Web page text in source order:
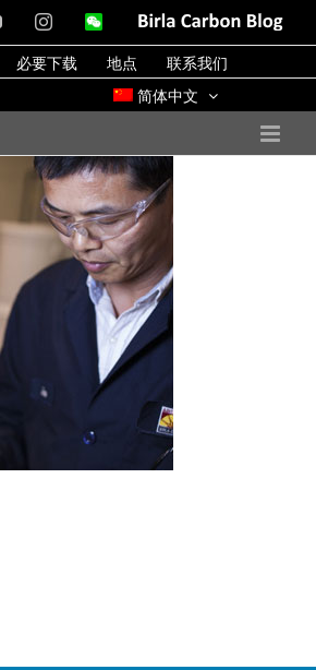
YouTubeInstagramWeChatBirla
Blog
必要下载 地点
联系我们
简体中文